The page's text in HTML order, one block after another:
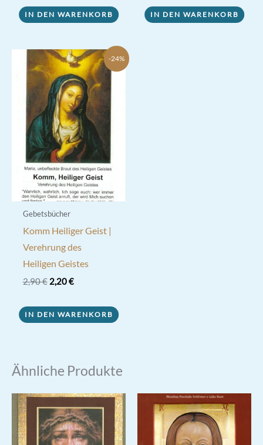
2,90 €2,20 €.
IN DEN WARENKORB IN DEN WARENKORB
-24%
Gebetsbücher
Komm Heiliger Geist |
Verehrung des
Heiligen Geistes
2,90€ Ursprünglicher
2,90 €
2,20€Aktueller
2,20 €.
IN DEN WARENKORB
Ähnliche Produkte